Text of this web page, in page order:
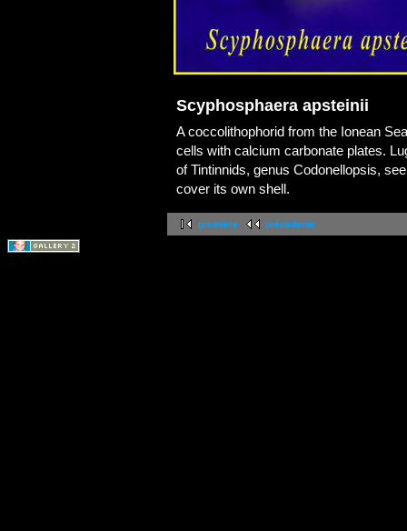
Scyphosphaera apsteinii
A coccolithophorid from the Ionean
cells with calcium carbonate plates.
of Tintinnids, genus Codonellopsis,
cover its own shell.
première précédente